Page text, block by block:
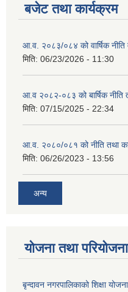
बजेट तथा कार्यक्रम
आ.व. २०८३/०८४ को वार्षिक
मिति: 06/23/2026 - 11:30
आ.व २०८२-०८३ को बार्षिक नीति
मिति: 07/15/2025 - 22:34
आ.व. २०८०/०८१ को नीति तथा
मिति: 06/26/2023 - 13:56
अन्य
योजना तथा परियोजना
बृन्दावन नगरपालिकाको शिक्षा योजना